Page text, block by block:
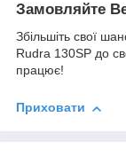
Замовляйте
Збільшіть свої
Rudra 130SP до
працює!
Приховати